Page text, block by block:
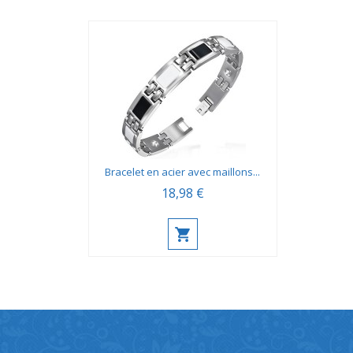
Bracelet en acier avec maillons...
18,98 €